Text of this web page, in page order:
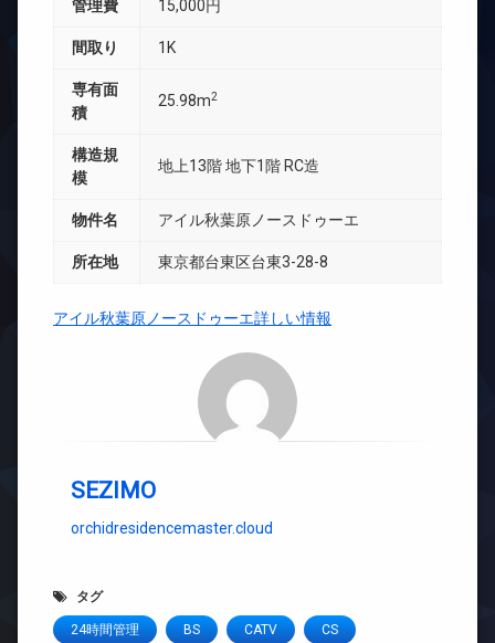
管理費 15,000円
間取り 1K
専有面
積
25.98m2
構造規
模
地上13階 地下1階 RC造
物件名 アイル秋葉原ノースドゥーエ
所在地 東京都台東区台東3-28-8
アイル秋葉原ノースドゥーエ詳しい情報
SEZIMO
orchidresidencemaster.cloud
タグ
24時間管理 BS CATV CS